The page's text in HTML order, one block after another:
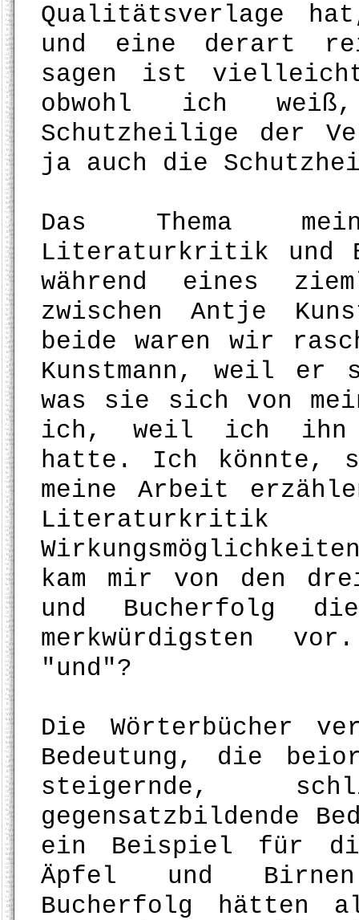
Qualitätsverlage
und eine derart
sagen ist vielleicht
obwohl ich
Schutzheilige der
ja auch die
Das Thema
Literaturkritik und
während eines
zwischen Antje
beide waren wir
Kunstmann, weil er
was sie sich von
ich, weil ich ihn
hatte. Ich könnte,
meine Arbeit
kam mir von den
und Bucherfolg
merkwürdigsten
"und"?
Die Wörterbücher
Bedeutung, die
steigernde,
gegensatzbildende
ein Beispiel für die
Äpfel und
Bucherfolg hätten